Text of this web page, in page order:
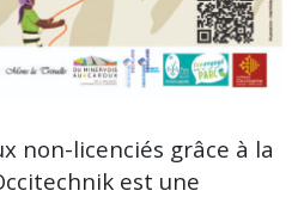
non-licenciés grâce à la
est une